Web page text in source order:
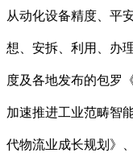
从动化设备精度、平
想、安拆、利用、办
度及各地发布的包罗
加速推进工业范畴智
代物流业成长规划》